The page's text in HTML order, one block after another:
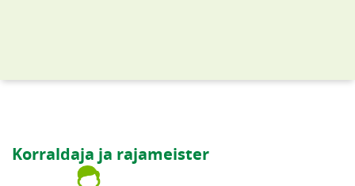
Korraldaja ja rajameister